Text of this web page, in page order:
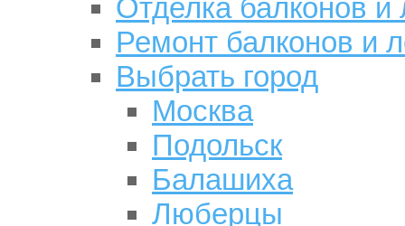
Отделка балконов и
Ремонт балконов и
Выбрать город
Москва
Подольск
Балашиха
Люберцы